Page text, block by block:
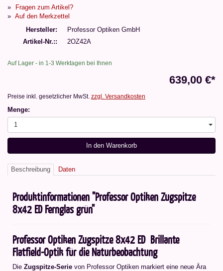
Fragen zum Artikel?
Auf den Merkzettel
Hersteller
Professor Optiken GmbH
Artikel-Nr.:
2OZ42A
Auf Lager - in 1-3 Werktagen bei Ihnen
639,00 €*
Preise inkl. gesetzlicher MwSt. zzgl. Versandkosten
Menge:
1
In den Warenkorb
Beschreibung Daten
Produktinformationen "Professor Optiken Zugspitze
8x42 ED Fernglas grün"
Professor Optiken Zugspitze 8x42 ED  Brillante
Flatfield-Optik für die Naturbeobachtung
Die Zugspitze-Serie von Professor Optiken markiert eine neue Ära